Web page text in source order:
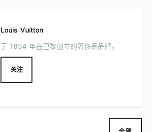
Louis Vuitton
于 1854 年在巴黎创立的奢侈品品牌。
关注